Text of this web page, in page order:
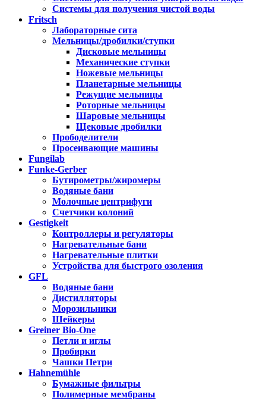
Системы для получения чистой воды
Fritsch
Лабораторные сита
Мельницы/дробилки/ступки
Дисковые мельницы
Механические ступки
Ножевые мельницы
Планетарные мельницы
Режущие мельницы
Роторные мельницы
Шаровые мельницы
Щековые дробилки
Прободелители
Просеивающие машины
Fungilab
Funke-Gerber
Бутирометры/жиромеры
Водяные бани
Молочные центрифуги
Счетчики колоний
Gestigkeit
Контроллеры и регуляторы
Нагревательные бани
Нагревательные плитки
Устройства для быстрого озоления
GFL
Водяные бани
Дистилляторы
Морозильники
Шейкеры
Greiner Bio-One
Петли и иглы
Пробирки
Чашки Петри
Hahnemühle
Бумажные фильтры
Полимерные мембраны